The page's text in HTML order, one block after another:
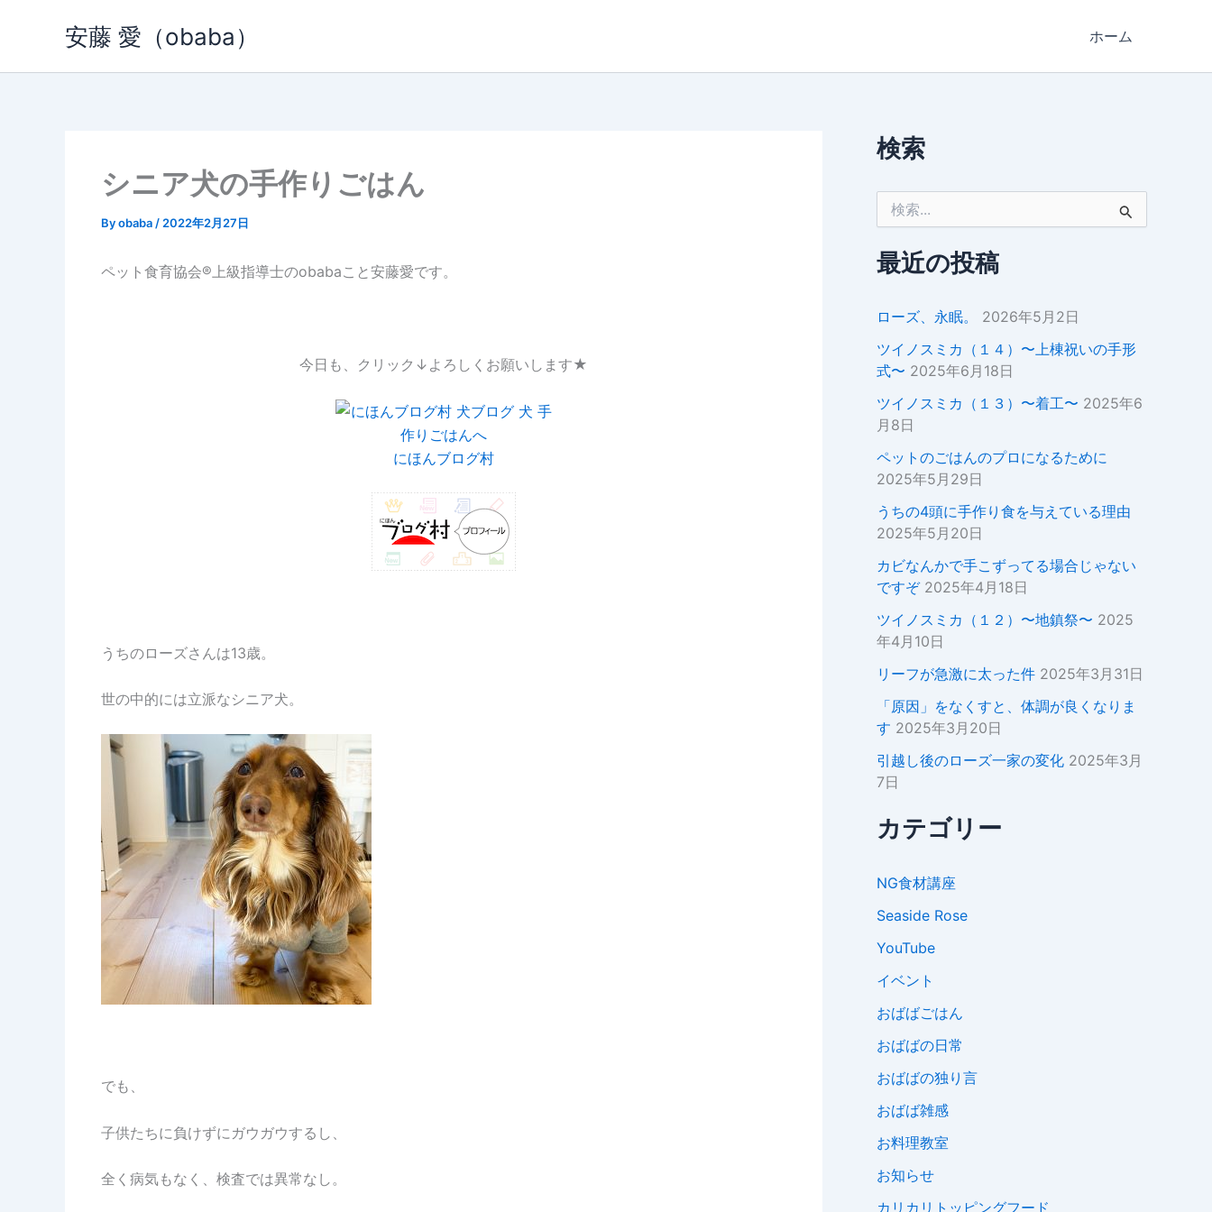
安藤 愛（obaba） ホーム
シニア犬の手作りごはん
Byobaba / 2022年2月27日
ペット食育協会®︎上級指導士のobabaこと安藤愛です。
今日も、クリック↓よろしくお願いします★
にほんブログ村
うちのローズさんは13歳。
世の中的には立派なシニア犬。
でも、
子供たちに負けずにガウガウするし、
全く病気もなく、検査では異常なし。
検索
象
:最近の投稿
ローズ、永眠。
2026年5月2日
ツイノスミカ（１４）〜上棟祝いの手形
式〜 2025年6月18日
ツイノスミカ（１３）〜着工〜 2025年6
月8日
ペットのごはんのプロになるために
2025年5月29日
うちの4頭に手作り食を与えている理由
2025年5月20日
カビなんかで手こずってる場合じゃない
ですぞ 2025年4月18日
ツイノスミカ（１２）〜地鎮祭〜 2025
年4月10日
リーフが急激に太った件 2025年3月31日
「原因」をなくすと、体調が良くなりま
す 2025年3月20日
引越し後のローズ一家の変化 2025年3月
7日
カテゴリー
NG食材講座
Seaside Rose
YouTube
イベント
おばばごはん
おばばの日常
おばばの独り言
おばば雑感
お料理教室
お知らせ
カリカリトッピングフード